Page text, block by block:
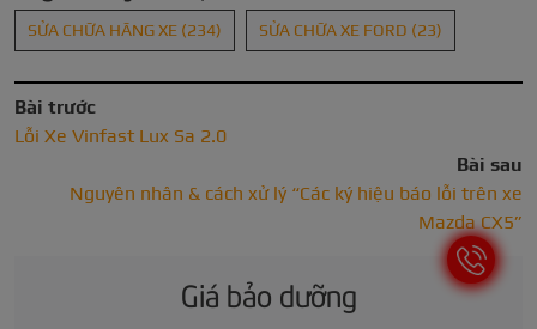
SỬA CHỮA HÃNG XE (234) SỬA CHỮA XE FORD (23)
Bài trước
Lỗi Xe Vinfast Lux Sa 2.0
Bài sau
Nguyên nhân & cách xử lý “Các ký hiệu báo lỗi trên xe
Mazda CX5”
Giá bảo dưỡng